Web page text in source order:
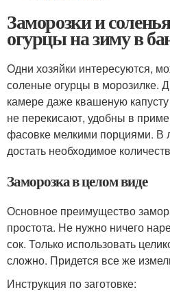
Заморозки и
огурцы на зиму в
Одни хозяйки интересуются,
соленые огурцы в морозилке.
камере даже квашеную
не перекисают, удобны в
фасовке мелкими порциями.
достать необходимое
Заморозка в целом виде
Основное преимущество
простота. Не нужно ничего
сок. Только использовать
сложно. Придется все же
Инструкция по заготовке: